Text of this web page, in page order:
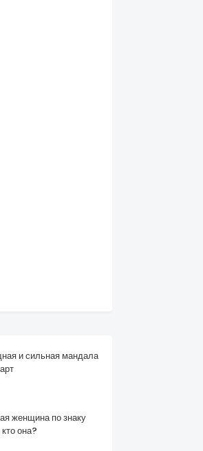
и сильная мандала
женщина по знаку
она?